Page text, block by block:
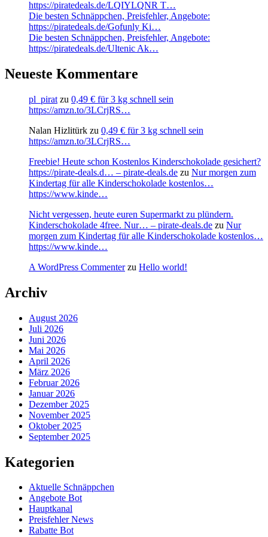
https://piratedeals.de/LQIYLQNR T…
Die besten Schnäppchen, Preisfehler, Angebote:
https://piratedeals.de/Gofunly Ki…
Die besten Schnäppchen, Preisfehler, Angebote:
https://piratedeals.de/Ultenic Ak…
Neueste Kommentare
pl_pirat zu 0,49 € für 3 kg schnell sein
https://amzn.to/3LCrjRS…
Nalan Hizlitürk zu 0,49 € für 3 kg schnell sein
https://amzn.to/3LCrjRS…
Freebie! Heute schon Kostenlos Kinderschokolade gesichert?
https://pirate-deals.d… – pirate-deals.de zu Nur morgen zum
Kindertag für alle Kinderschokolade kostenlos…
https://www.kinde…
Nicht vergessen, heute euren Supermarkt zu plündern.
Kinderschokolade 4free. Nur… – pirate-deals.de zu Nur
morgen zum Kindertag für alle Kinderschokolade kostenlos…
https://www.kinde…
A WordPress Commenterzu Hello world!
Archiv
August 2026
Juli 2026
Juni 2026
Mai 2026
April 2026
März 2026
Februar 2026
Januar 2026
Dezember 2025
November 2025
Oktober 2025
September 2025
Kategorien
Aktuelle Schnäppchen
Angebote Bot
Hauptkanal
Preisfehler News
Rabatte Bot